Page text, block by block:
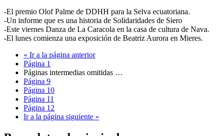
-El premio Olof Palme de DDHH para la Selva ecuatoriana.
-Un informe que es una historia de Solidaridades de Siero
-Este viernes Danza de La Caracola en la casa de cultura de Nava.
-El lunes comienza una exposición de Beatriz Aurora en Mieres.
« Ir a la página anterior
Página 1
Páginas intermedias omitidas …
Página 9
Página 10
Página 11
Página 12
Ir a la página siguiente »